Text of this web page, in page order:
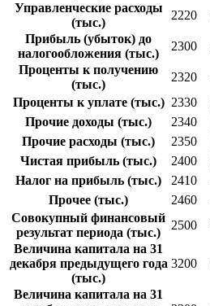
Управленческие расходы
(тыс.)
2220
Прибыль (убыток) до
налогообложения (тыс.)
2300
Проценты к получению
(тыс.)
2320
Проценты к уплате (тыс.) 2330
Прочие доходы (тыс.)
2340
Прочие расходы (тыс.)
2350
Чистая прибыль (тыс.)
2400
Налог на прибыль (тыс.)
2410
Прочее (тыс.)
2460
Совокупный финансовый
результат периода (тыс.)
2500
Величина капитала на 31
декабря предыдущего года
(тыс.)
3200
Величина капитала на 31